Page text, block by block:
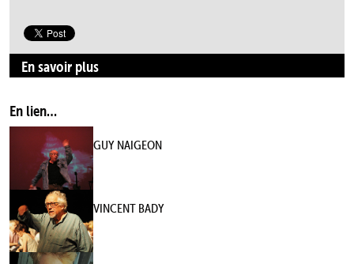
En savoir plus
En lien…
GUY NAIGEON
VINCENT BADY